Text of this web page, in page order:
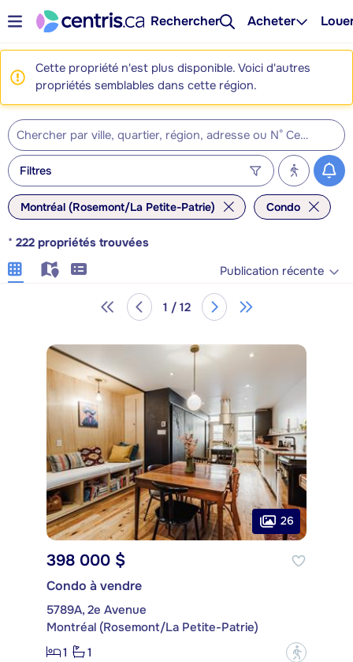
Rechercher Acheter
Cette propriété n'est plus disponible. Voici d'autres
propriétés semblables dans cette région.
Filtres
Montréal (Rosemont/La Petite-Patrie) Condo
* 222 propriétés trouvées
Publication récente
1 / 12
26
398 000 $
Condo à vendre
5789A, 2e Avenue
Montréal (Rosemont/La Petite-Patrie)
1
1 ?